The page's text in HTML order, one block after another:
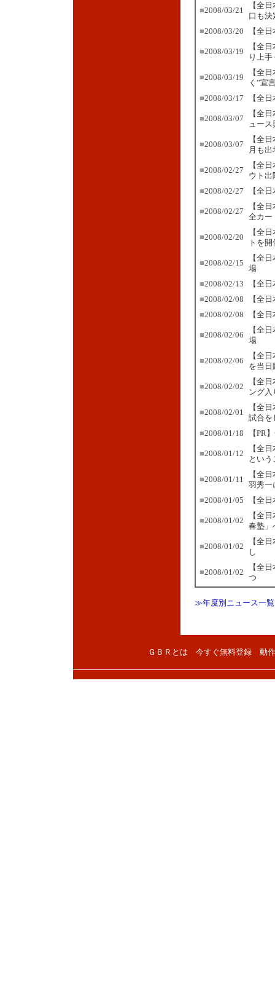
■2008/03/21
【全
口も決
■2008/03/20 【全
■2008/03/19
【全
り上
■2008/03/19
【全
く”宣
■2008/03/17 【全
■2008/03/07
【全
ュース
■2008/03/07
【全
月も出
■2008/02/27
【全
ウト出
■2008/02/27 【全
■2008/02/27
【全
全カー
■2008/02/20
【全
トを
■2008/02/15
【全
場
■2008/02/13
【全
■2008/02/08
【全
■2008/02/08 【全
■2008/02/06
【全
場
■2008/02/06
【全
を当日
■2008/02/02
【全
ング入
■2008/02/01
【全
試合を
■2008/01/18 【PR
■2008/01/12
【全
とい
■2008/01/11
【全
羽秀一
■2008/01/05 【全
■2008/01/02
【全
春塾」
■2008/01/02
【全
し
■2008/01/02
【全
つ
≫年度別ニュース一覧
ＧＢＲとは 今すぐ無料登録 動